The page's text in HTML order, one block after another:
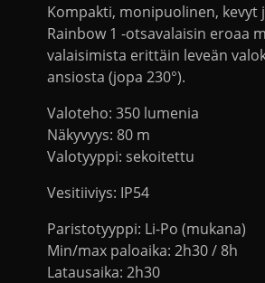
Kompakti, monipuolinen, kevyt
Rainbow 1 -otsavalaisin eroaa
valaisimista erittäin leveän
ansiosta (jopa 230°).
Valoteho: 350 lumenia
Näkyvyys: 80 m
Valotyyppi: sekoitettu
Vesitiiviys: IP54
Paristotyyppi: Li-Po (mukana)
Min/max paloaika: 2h30 / 8h
Latausaika: 2h30